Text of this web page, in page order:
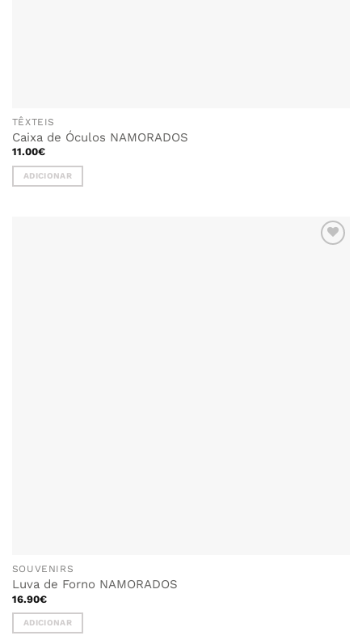
TÊXTEIS
Caixa de Óculos NAMORADOS
11.00€
ADICIONAR
SOUVENIRS
Luva de Forno NAMORADOS
16.90€
ADICIONAR